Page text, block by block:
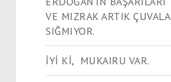
VE MIZRAK ARTIK ÇUVALA
SIĞMIYOR.
İYİ Kİ, MUKAIRU VAR.